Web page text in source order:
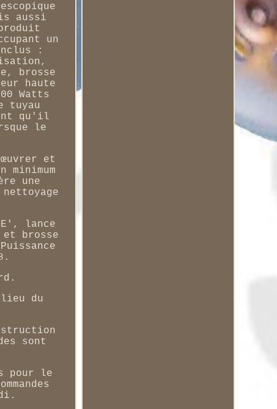
aussi
un
:
brosse
haute
Watts
tuyau
qu'il
le
et
une
lance
brosse
du
sont
pour le